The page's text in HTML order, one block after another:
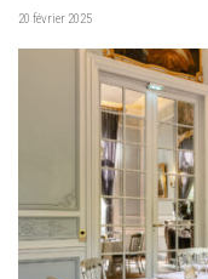
20 février 2025